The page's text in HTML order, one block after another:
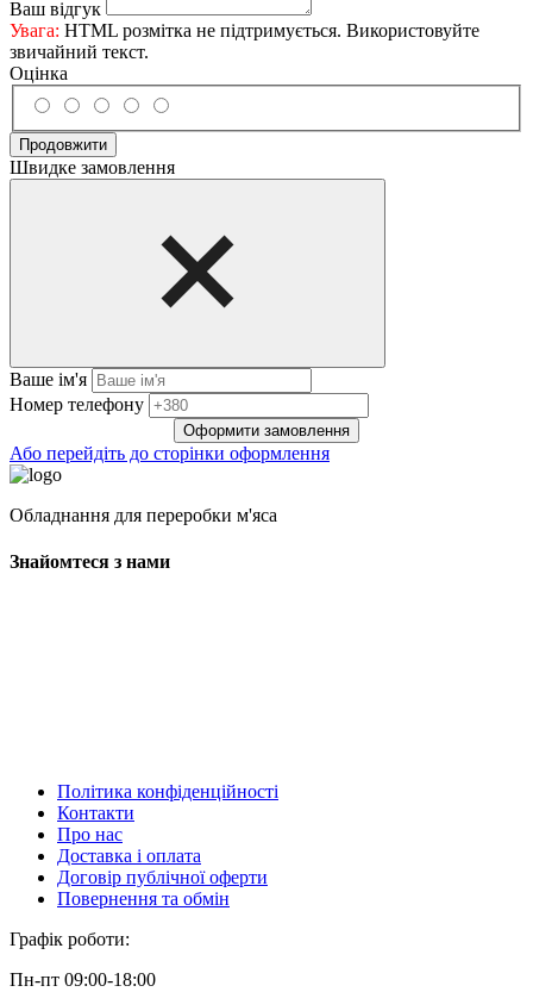
Ваш відгук
Увага: HTML розмітка не підтримується. Використовуйте
звичайний текст.
Оцінка
Продовжити
Швидке замовлення
Ваше ім'я
Нoмep тeлeфoнy
Оформити замовлення
Або перейдіть до сторінки оформлення
Обладнання для переробки м'яса
Знайомтеся з нами
Політика конфіденційності
Контакти
Про нас
Доставка і оплата
Договір публічної оферти
Повернення та обмін
Графік роботи:
Пн-пт 09:00-18:00